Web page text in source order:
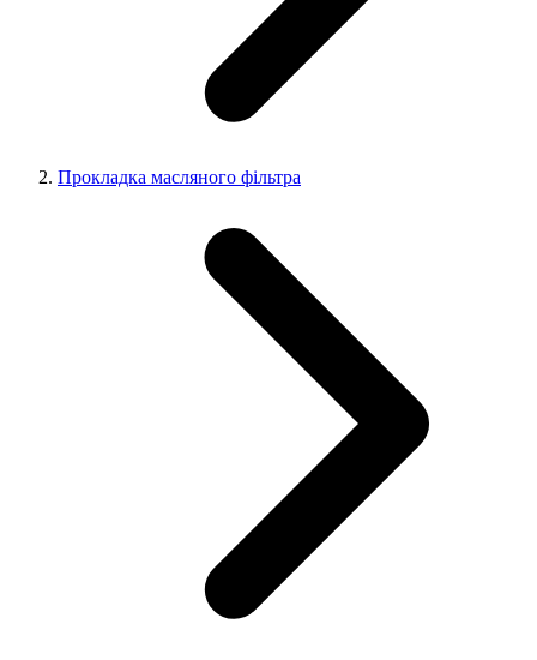
Прокладка масляного фільтра